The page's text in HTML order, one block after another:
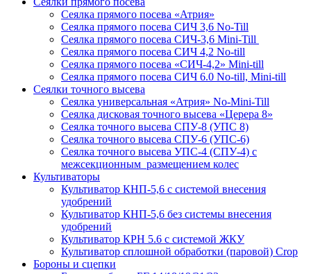
Сеялка прямого посева «Атрия»
Сеялка прямого посева СИЧ 3,6 No-Till
Сеялка прямого посева СИЧ-3,6 Mini-Till
Сеялка прямого посева СИЧ 4,2 No-till
Сеялка прямого посева «СИЧ-4,2» Mini-till
Сеялка прямого посева СИЧ 6.0 No-till, Mini-till
Сеялки точного высева
Сеялка универсальная «Атрия» No-Mini-Till
Сеялка дисковая точного высева «Церера 8»
Сеялка точного высева СПУ-8 (УПС 8)
Сеялка точного высева СПУ-6 (УПС-6)
Сеялка точного высева УПС-4 (СПУ-4) с
межсекционным размещением колес
Культиваторы
Культиватор КНП-5,6 с системой внесения
удобрений
Культиватор КНП-5,6 без системы внесения
удобрений
Культиватор КРН 5.6 с системой ЖКУ
Культиватор сплошной обработки (паровой) Crop
Бороны и сцепки